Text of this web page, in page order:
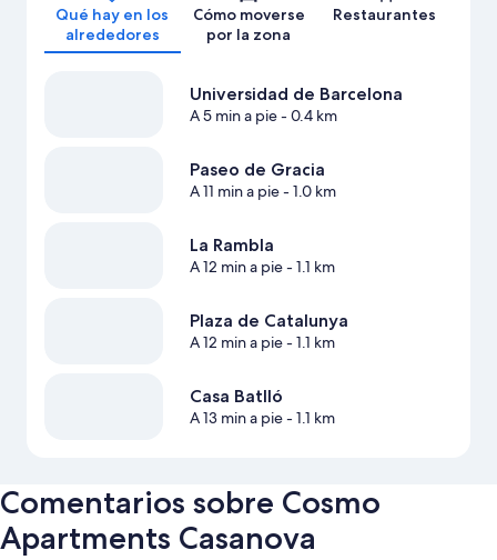
Qué hay en los
alrededores
Cómo moverse
por la zona
Restaurantes
Universidad de Barcelona
A 5 min a pie- 0.4 km
Paseo de Gracia
A 11 min a pie- 1.0 km
La Rambla
A 12 min a pie- 1.1 km
Plaza de Catalunya
A 12 min a pie- 1.1 km
Casa Batlló
A 13 min a pie- 1.1 km
Comentarios sobre Cosmo
Apartments Casanova